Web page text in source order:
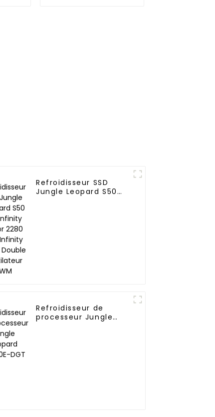
Refroidisseur SSD
Jungle Leopard S50
Refroidisseur de
processeur Jungle